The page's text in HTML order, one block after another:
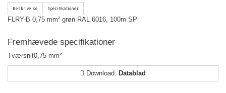
FLRY-B 0,75 mm² grøn RAL 6016, 100m SP
Fremhævede specifikationer
Tværsnit0,75 mm²
Download: Datablad